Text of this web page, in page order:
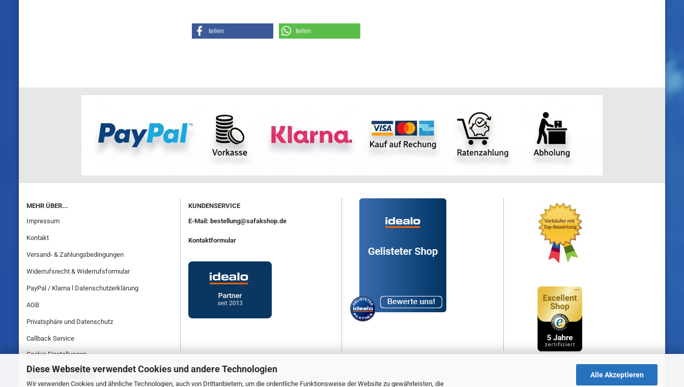
Diese Webseite verwendet Cookies und andere Technologien
Wir verwenden Cookies und ähnliche Technologien, auch von Drittanbietern, um die ordentliche Funktionsweise der Website zu gewährleisten, die
Alle Akzeptieren
teilen teilen
MEHR ÜBER...
Impressum
Kontakt
Versand- & Zahlungsbedingungen
Widerrufsrecht & Widerrufsformular
PayPal / Klarna l Datenschutzerklärung
AGB
Privatsphäre und Datenschutz
Callback Service
Cookie Einstellungen
KUNDENSERVICE
E-Mail: bestellung@safakshop.de
Kontaktformular
Vertrag widerrufen